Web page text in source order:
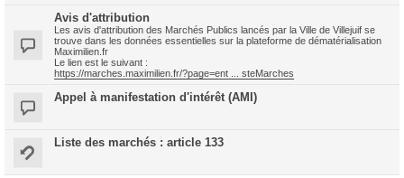
Avis d'attribution
Les avis d'attribution des Marchés Publics lancés par la Ville de Villejuif se
trouve dans les données essentielles sur la plateforme de dématérialisation
Maximilien.fr
Le lien est le suivant :
https://marches.maximilien.fr/?page=ent ... steMarches
Appel à manifestation d'intérêt (AMI)
Liste des marchés : article 133